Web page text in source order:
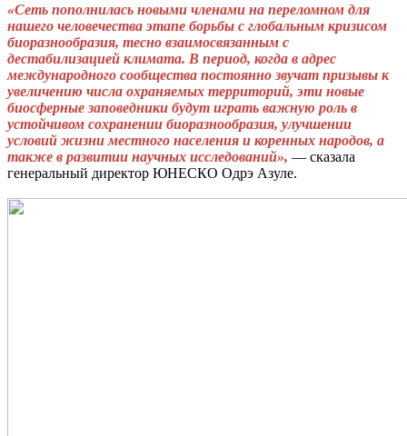
«Сеть пополнилась новыми членами на переломном для
нашего человечества этапе борьбы с глобальным кризисом
биоразнообразия, тесно взаимосвязанным с
дестабилизацией климата. В период, когда в адрес
международного сообщества постоянно звучат призывы к
увеличению числа охраняемых территорий, эти новые
биосферные заповедники будут играть важную роль в
устойчивом сохранении биоразнообразия, улучшении
условий жизни местного населения и коренных народов, а
также в развитии научных исследований», — сказала
генеральный директор ЮНЕСКО Одрэ Азуле.